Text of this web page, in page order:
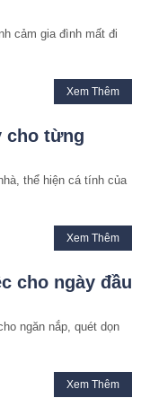
cảm gia đình mất đi
Xem Thêm
cho từng
thể hiện cá tính của
Xem Thêm
cho ngày đầu
ngăn nắp, quét dọn
Xem Thêm